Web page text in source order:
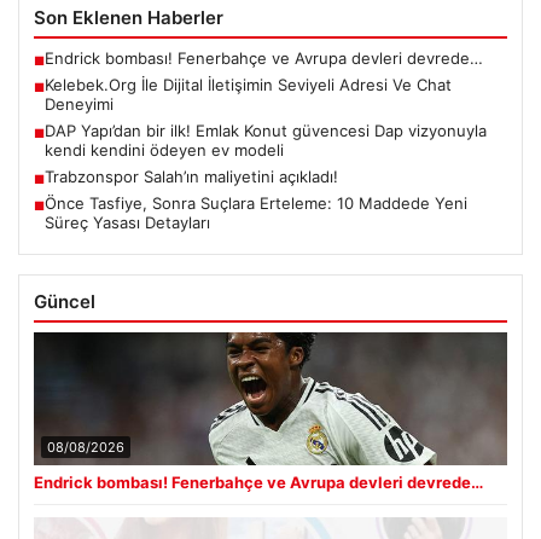
Son Eklenen Haberler
■Endrick bombası! Fenerbahçe ve Avrupa devleri devrede…
■Kelebek.Org İle Dijital İletişimin Seviyeli Adresi Ve Chat
Deneyimi
■DAP Yapı’dan bir ilk! Emlak Konut güvencesi Dap vizyonuyla
kendi kendini ödeyen ev modeli
■Trabzonspor Salah’ın maliyetini açıkladı!
■Önce Tasfiye, Sonra Suçlara Erteleme: 10 Maddede Yeni
Süreç Yasası Detayları
Güncel
08/08/2026
Endrick bombası! Fenerbahçe ve Avrupa devleri devrede…